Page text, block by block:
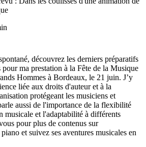
découvrez les derniers préparatifs
pour ma prestation à la Fête de la Musique
Hommes à Bordeaux, le 21 juin. J’y
liée aux droits d'auteur et à la
protégeant les musiciens et
aussi de l'importance de la flexibilité
musicale et l'adaptabilité à différents
pour plus de contenus sur
et suivez ses aventures musicales en